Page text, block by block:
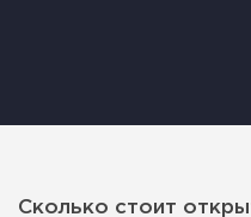
Сколько стоит